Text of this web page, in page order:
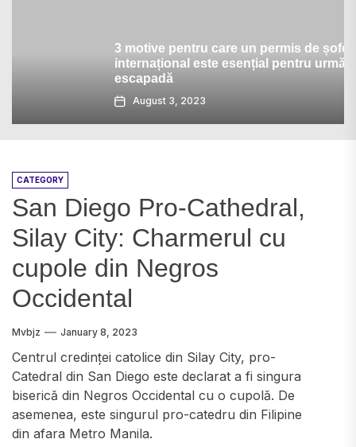
3 motive pentru care un permis de șofer
internațional este esențial pentru următoarea
August 3, 2023
CATEGORY
San Diego Pro-Cathedral,
Silay City: Charmerul cu
cupole din Negros
Occidental
Mvbjz January 8, 2023
Centrul credinței catolice din Silay City, pro-
Catedral din San Diego este declarat a fi singura
biserică din Negros Occidental cu o cupolă. De
asemenea, este singurul pro-catedru din Filipine
din afara Metro Manila.